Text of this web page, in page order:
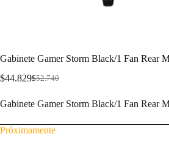
Gabinete Gamer Storm Black/1 Fan Rear
$52.740
$44.829
Gabinete Gamer Storm Black/1 Fan Rear
Próximamente